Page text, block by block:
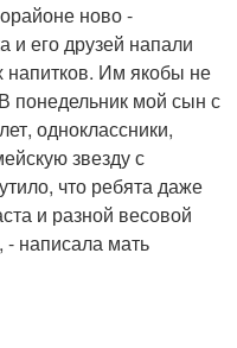
ново -
и его друзей напали
напитков. Им якобы не
понедельник мой сын с
одноклассники,
звезду с
что ребята даже
и разной весовой
- написала мать